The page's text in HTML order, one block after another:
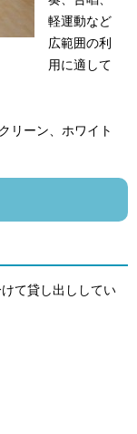
軽運動など
広範囲の利
用に適して
リーン、ホワイト
て貸し出ししてい